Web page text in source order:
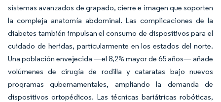
sistemas avanzados de grapado, cierre e imagen que soporten
la compleja anatomía abdominal. Las complicaciones de la
diabetes también impulsan el consumo de dispositivos para el
cuidado de heridas, particularmente en los estados del norte.
Una población envejecida —el 8,2% mayor de 65 años— añade
volúmenes de cirugía de rodilla y cataratas bajo nuevos
programas gubernamentales, ampliando la demanda de
dispositivos ortopédicos. Las técnicas bariátricas robóticas,